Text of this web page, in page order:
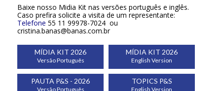
Baixe nosso Midia Kit nas versões português e inglês.
Caso prefira solicite a visita de um representante:
Telefone 55 11 99978-7024 ou
cristina.banas@banas.com.br
MÍDIA KIT 2026
Versão Português
MÍDIA KIT 2026
English Version
PAUTA P&S - 2026
Versão Português
TOPICS P&S
English Version